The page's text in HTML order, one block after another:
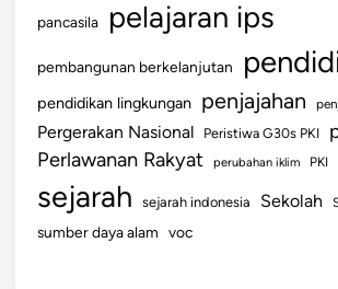
pancasila pelajaran ips
pembangunan berkelanjutan
pendidikan lingkungan penjajahan
Pergerakan Nasional Peristiwa G30s PKI
Perlawanan Rakyat perubahan iklim PKI
sejarah sejarah indonesia Sekolah
sumber daya alam voc